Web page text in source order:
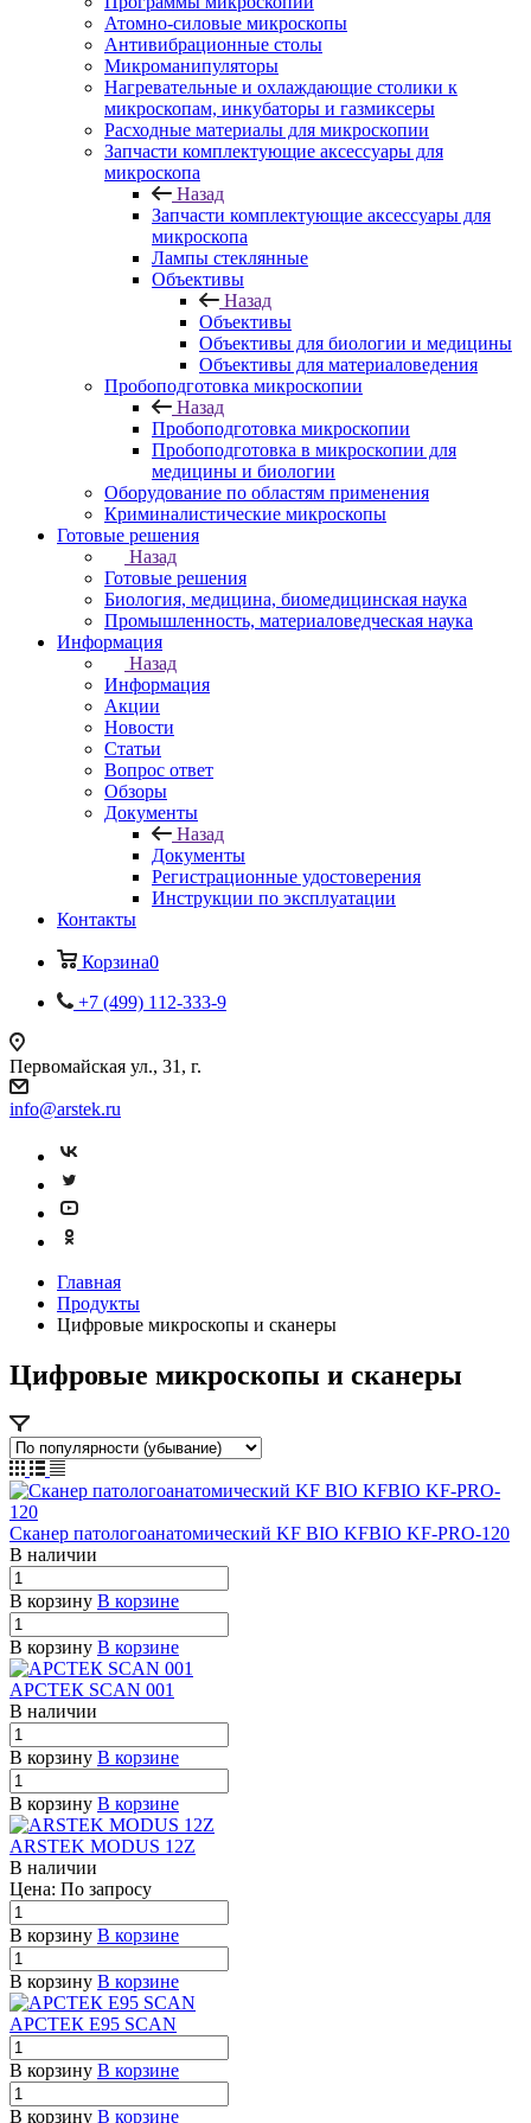
Атомно-силовые микроскопы
Антивибрационные столы
Микроманипуляторы
Нагревательные и охлаждающие столики к
микроскопам, инкубаторы и газмиксеры
Расходные материалы для микроскопии
Запчасти комплектующие аксессуары для
микроскопа
Назад
Запчасти комплектующие аксессуары для
микроскопа
Лампы стеклянные
Объективы
Назад
Объективы
Объективы для биологии и медицины
Объективы для материаловедения
Пробоподготовка микроскопии
Назад
Пробоподготовка микроскопии
Пробоподготовка в микроскопии для
медицины и биологии
Оборудование по областям применения
Криминалистические микроскопы
Готовые решения
Назад
Готовые решения
Биология, медицина, биомедицинская наука
Промышленность, материаловедческая наука
Информация
Назад
Информация
Акции
Новости
Статьи
Вопрос ответ
Обзоры
Документы
Назад
Документы
Регистрационные удостоверения
Инструкции по эксплуатации
Контакты
Корзина0
+7 (499) 112-333-9
Первомайская ул., 31, г.
info@arstek.ru
Главная
Продукты
Цифровые микроскопы и сканеры
Цифровые микроскопы и сканеры
Сканер патологоанатомический KF BIO KFBIO KF-PRO-120
В наличии
В корзину В корзине
В корзину В корзине
АРСТЕК SCAN 001
В наличии
В корзину В корзине
В корзину В корзине
ARSTEK MODUS 12Z
В наличии
Цена: По запросу
В корзину В корзине
В корзину В корзине
АРСТЕК E95 SCAN
В корзину В корзине
В корзину В корзине